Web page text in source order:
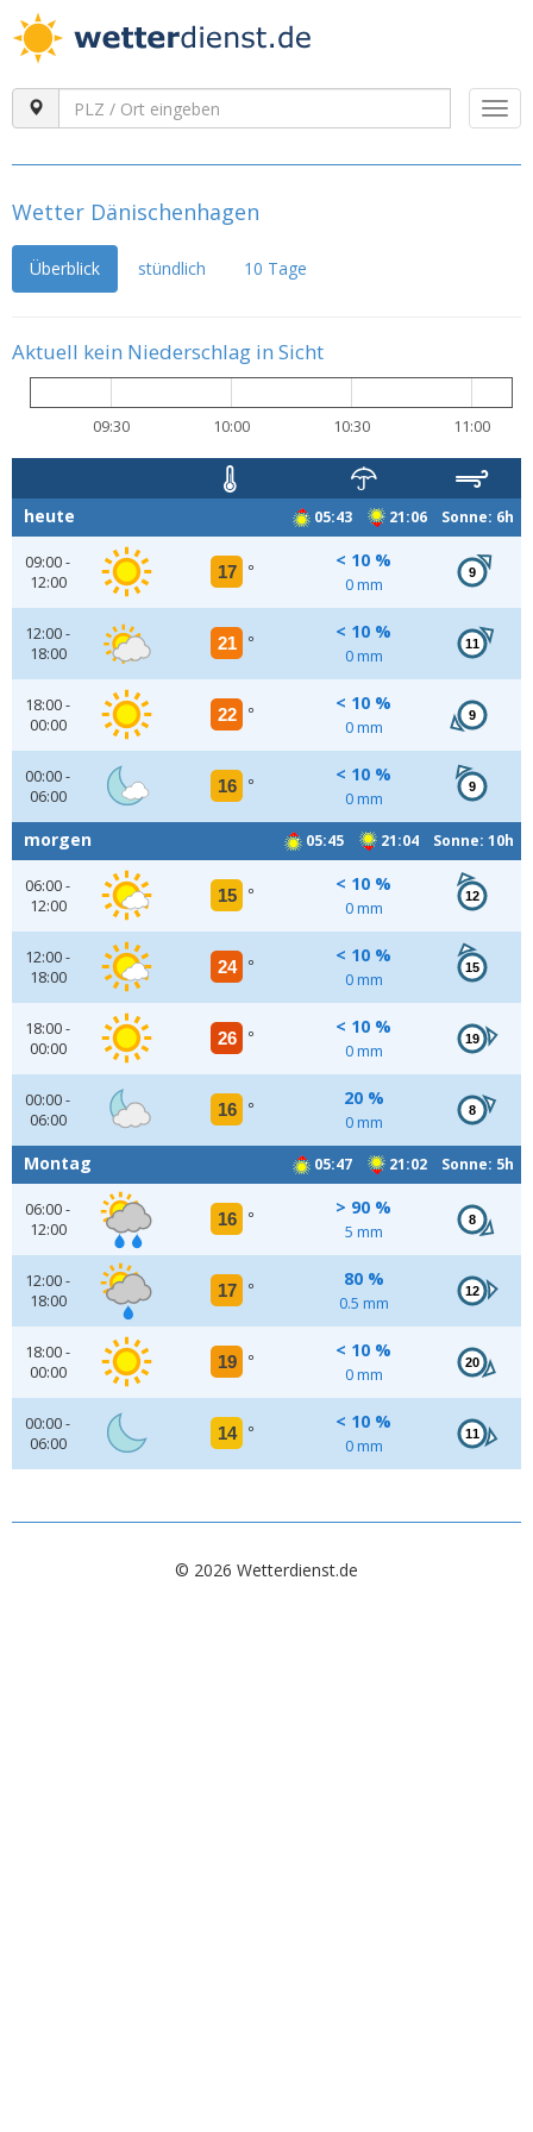
Wetter Dänischenhagen
Überblick stündlich 10 Tage
Aktuell kein Niederschlag in Sicht
09:30 10:00 10:30 11:00
05:43 21:06 Sonne: 6h
heute
09:00 -
12:00
17 °
< 10 %
0 mm
9
12:00 -
18:00
21 °
< 10 %
0 mm
11
18:00 -
00:00
22 °
< 10 %
0 mm
9
00:00 -
06:00
16 °
< 10 %
0 mm
9
05:45 21:04 Sonne: 10h
morgen
06:00 -
12:00
15 °
< 10 %
0 mm
12
12:00 -
18:00
24 °
< 10 %
0 mm
15
18:00 -
00:00
26 °
< 10 %
0 mm
19
00:00 -
06:00
16 °
20 %
0 mm
8
05:47 21:02 Sonne: 5h
Montag
06:00 -
12:00
16 °
> 90 %
5 mm
8
12:00 -
18:00
17 °
80 %
0.5 mm
12
18:00 -
00:00
19 °
< 10 %
0 mm
20
00:00 -
06:00
14 °
< 10 %
0 mm
11
© 2026 Wetterdienst.de